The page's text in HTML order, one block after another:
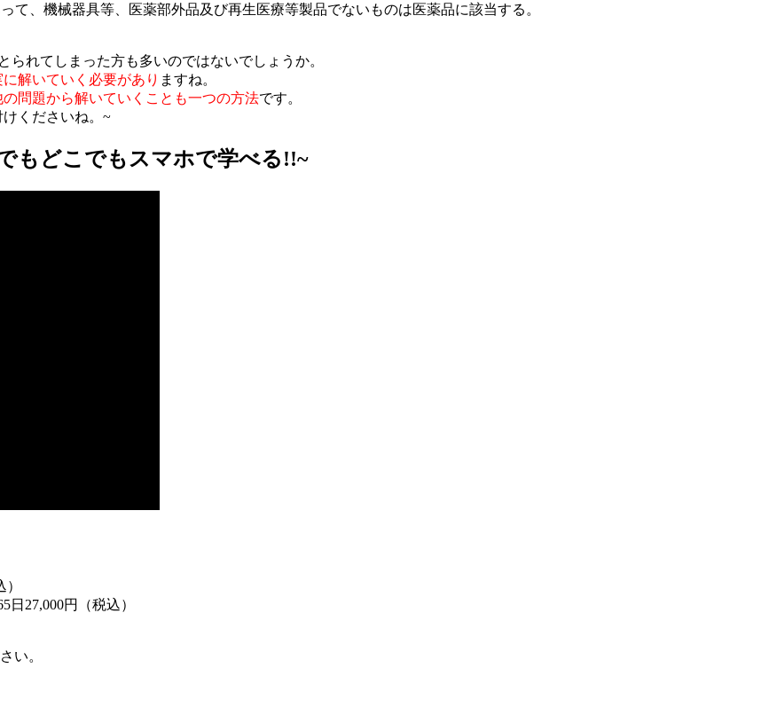
、機械器具等、医薬部外品及び再生医療等製品でないものは医薬品に該当する。
れてしまった方も多いのではないでしょうか。
解いていく必要があり ますね。
の問題から解いていくことも一つの方法です。
くださいね。~
もどこでもスマホで学べる!!~
27,000円（税込）
い。